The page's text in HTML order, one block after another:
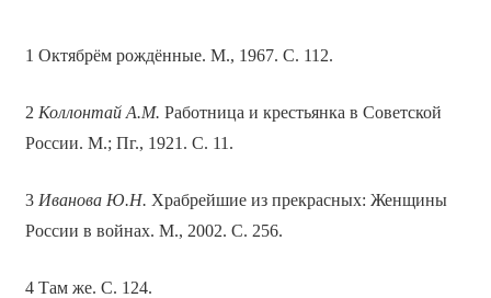
1 Октябрём рождённые. М., 1967. С. 112.
2 Коллонтай А.М. Работница и крестьянка в Советской
России. М.; Пг., 1921. С. 11.
3 Иванова Ю.Н. Храбрейшие из прекрасных: Женщины
России в войнах. М., 2002. С. 256.
4 Там же. С. 124.